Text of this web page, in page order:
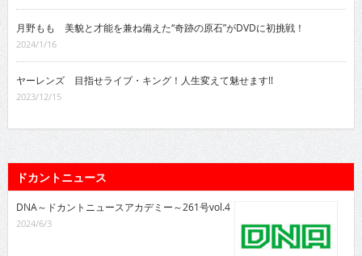
月野もも 美貌と才能を兼ね備えた“奇跡の原石”がDVDに初挑戦！
2024/1/16
ヤーレンズ 目指せライブ・キング！人生変えて魅せます!!
2023/12/15
ドカントニュース
DNA～ドカントニュースアカデミー～261号vol.4
2024/6/3